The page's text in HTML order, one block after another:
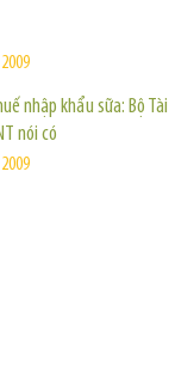
nhập khẩu sữa: Bộ
nói có